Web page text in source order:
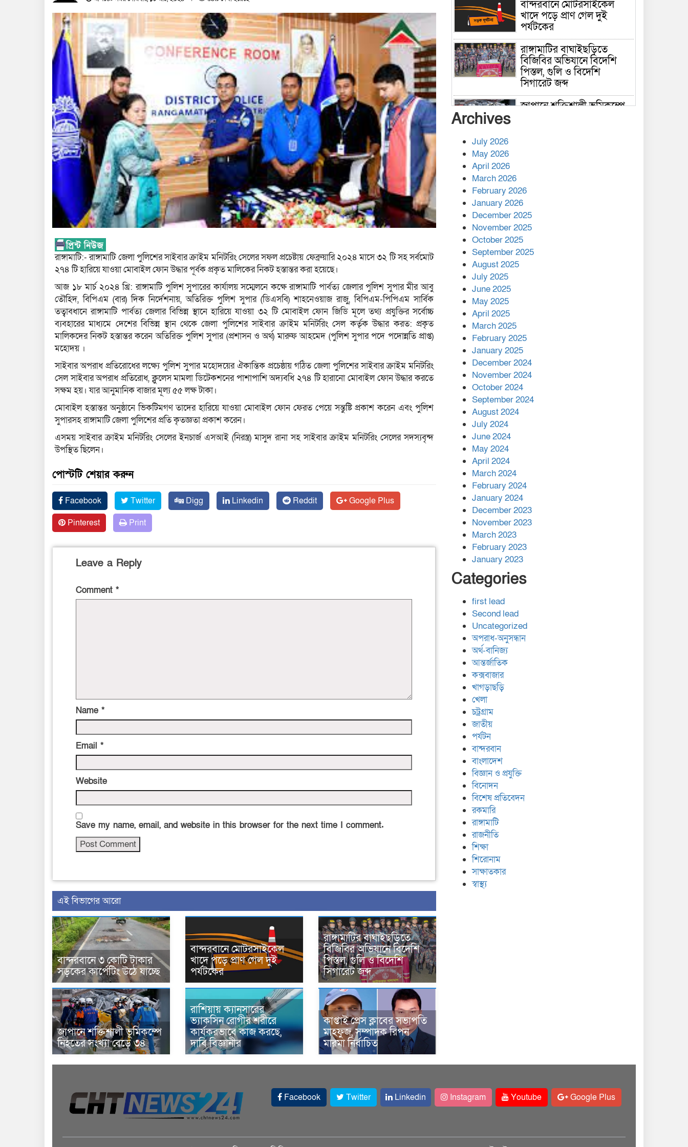
রাঙ্গামাটি:- রাঙ্গামাটি জেলা পুলিশের সাইবার ক্রাইম মনিটরিং সেলের সফল প্রচেষ্টায় ফেব্রুয়ারি ২০২৪ মাসে ৩২ টি সহ সর্বমোট
২৭৪ টি হারিয়ে যাওয়া মোবাইল ফোন উদ্ধার পূর্বক প্রকৃত মালিকের নিকট হস্তান্তর করা হয়েছে।
আজ ১৮ মার্চ ২০২৪ খ্রি: রাঙ্গামাটি পুলিশ সুপারের কার্যালয় সম্মেলনে কক্ষে রাঙ্গামাটি পার্বত্য জেলার পুলিশ সুপার মীর আবু
তৌহিদ, বিপিএম (বার) দিক নির্দেশনায়, অতিরিক্ত পুলিশ সুপার (ডিএসবি) শাহনেওয়াজ রাজু, বিপিএম-পিপিএম সার্বিক
তত্বাবধানে রাঙ্গামাটি পার্বত্য জেলার বিভিন্ন স্থানে হারিয়ে যাওয়া ৩২ টি মোবাইল ফোন জিডি মূলে তথ্য প্রযুক্তির সর্বোচ্চ
ব্যবহারের মাধ্যমে দেশের বিভিন্ন স্থান থেকে জেলা পুলিশের সাইবার ক্রাইম মনিটরিং সেল কর্তৃক উদ্ধার করত: প্রকৃত
মালিকদের নিকট হস্তান্তর করেন অতিরিক্ত পুলিশ সুপার (প্রশাসন ও অর্থ) মারুফ আহমেদ (পুলিশ সুপার পদে পদোন্নতি প্রাপ্ত)
মহোদয় ।
সাইবার অপরাধ প্রতিরোধের লক্ষ্যে পুলিশ সুপার মহোদয়ের ঐকান্তিক প্রচেষ্ঠায় গঠিত জেলা পুলিশের সাইবার ক্রাইম মনিটরিং
সেল সাইবার অপরাধ প্রতিরোধ, ক্লুলেস মামলা ডিটেকশনের পাশাপাশি অদ্যবধি ২৭৪ টি হারানো মোবাইল ফোন উদ্ধার করতে
সক্ষম হয়। যার আনুমানিক বাজার মূল্য ৫৫ লক্ষ টাকা।
মোবাইল হস্তান্তর অনুষ্ঠানে ভিকটিমগণ তাদের হারিয়ে যাওয়া মোবাইল ফোন ফেরত পেয়ে সন্তুষ্টি প্রকাশ করেন এবং পুলিশ
সুপারসহ রাঙ্গামাটি জেলা পুলিশের প্রতি কৃতজ্ঞতা প্রকাশ করেন।
এসময় সাইবার ক্রাইম মনিটরিং সেলের ইনচার্জ এসআই (নিরস্ত্র) মাসুদ রানা সহ সাইবার ক্রাইম মনিটরিং সেলের সদস্যবৃন্দ
উপস্থিত ছিলেন।
পোস্টটি শেয়ার করুন
Facebook Twitter Digg Linkedin Reddit
Google Plus
Pinterest
Print
Leave a Reply
Comment *
Name *
Email *
Website
Save my name, email, and website in this browser for the next time I comment.
এই বিভাগের আরো
বান্দরবানে ৩ কোটি টাকার
সড়কের কার্পেটিং উঠে যাচ্ছে
বান্দরবানে মোটরসাইকেল
খাদে পড়ে প্রাণ গেল দুই
পর্যটকের
রাঙ্গামাটির বাঘাইছড়িতে
বিজিবির অভিযানে বিদেশি
পিস্তল, গুলি ও বিদেশি
সিগারেট জব্দ
জাপানে শক্তিশালী ভূমিকম্পে
নিহতের সংখ্যা বেড়ে ৩৪
রাশিয়ায় ক্যানসারের
ভ্যাকসিন রোগীর শরীরে
কার্যকরভাবে কাজ করছে,
দাবি বিজ্ঞানীর
কাপ্তাই প্রেস ক্লাবের সভাপতি
মাহফুজ, সম্পাদক রিপন
মারমা নির্বাচিত
বান্দরবানে মোটরসাইকেল
খাদে পড়ে প্রাণ গেল দুই
পর্যটকের
রাঙ্গামাটির বাঘাইছড়িতে
বিজিবির অভিযানে বিদেশি
পিস্তল, গুলি ও বিদেশি
সিগারেট জব্দ
জাপানে শক্তিশালী ভূমিকম্পে
কাপ্তাই প্রেস ক্লাবের সভাপতি
মাহফুজ, সম্পাদক রিপন মারমা
নির্বাচিত
মালয়েশিয়ার প্রধানমন্ত্রীকে চিঠি
দেয়ার পর ফোন তারেক
রহমানের,গ্যাস সঙ্কট
মোকাবিলায় সহায়তার আশ্বাস
এক বিলিয়ন ডলার বিনিয়োগ
হবে আনোয়ারায়
বান্দরবানে বন্যায় ক্ষতিগ্রস্তদের
মাঝে সহায়তা দিলেন সাচিং প্রু
জেরী
Archives
July 2026
May 2026
April 2026
March 2026
February 2026
January 2026
December 2025
November 2025
October 2025
September 2025
August 2025
July 2025
June 2025
May 2025
April 2025
March 2025
February 2025
January 2025
December 2024
November 2024
October 2024
September 2024
August 2024
July 2024
June 2024
May 2024
April 2024
March 2024
February 2024
January 2024
December 2023
November 2023
March 2023
February 2023
January 2023
Categories
first lead
Second lead
Uncategorized
অপরাধ-অনুসন্ধান
অর্থ-বানিজ্য
আন্তর্জাতিক
কক্সবাজার
খাগড়াছড়ি
খেলা
চট্রগ্রাম
জাতীয়
পর্যটন
বান্দরবান
বাংলাদেশ
বিজ্ঞান ও প্রযুক্তি
বিনোদন
বিশেষ প্রতিবেদন
রকমারি
রাঙ্গামাটি
রাজনীতি
শিক্ষা
শিরোনাম
সাক্ষাতকার
স্বাস্থ্য
Facebook Twitter Linkedin Instagram Youtube Google Plus